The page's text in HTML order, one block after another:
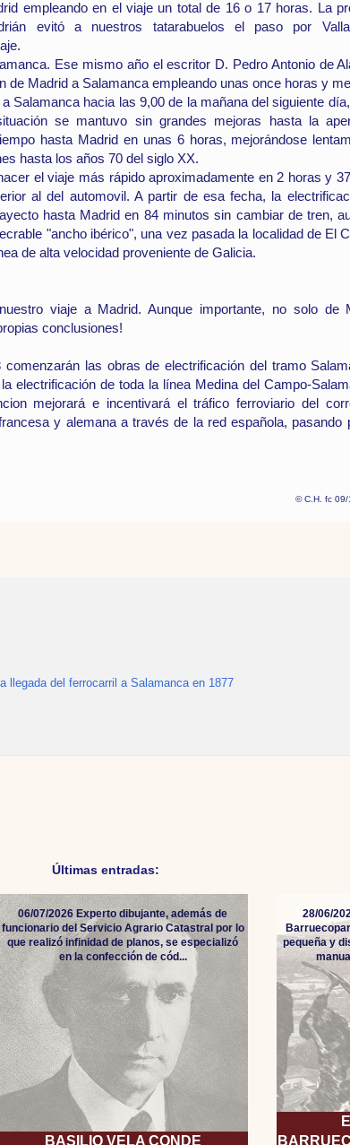
empleando en el viaje un total de 16 o 17 horas. La
evitó a nuestros tatarabuelos el paso por
Ese mismo año el escritor D. Pedro Antonio de
de Madrid a Salamanca empleando unas once horas y
Salamanca hacia las 9,00 de la mañana del siguiente
se mantuvo sin grandes mejoras hasta la
hasta Madrid en unas 6 horas, mejorándose
hasta los años 70 del siglo XX.
el viaje más rápido aproximadamente en 2 horas y
al del automovil. A partir de esa fecha, la
hasta Madrid en 84 minutos sin cambiar de tren,
"ancho ibérico", una vez pasada la localidad de El
de alta velocidad proveniente de Galicia.
viaje a Madrid. Aunque importante, no solo de
conclusiones!
las obras de electrificación del tramo
electrificación de toda la línea Medina del Campo-
mejorará e incentivará el tráfico ferroviario del
y alemana a través de la red española, pasando
©C.H. fc
llegada del ferrocarril a Salamanca en 1877
Últimas entradas:
BASILIO VELA CONDE
06/07/2026 Experto dibujante, además de
funcionario del Servicio Agrario Catastral por lo
que realizó infinidad de planos, se especializó
en la confección de cód...
28/06/
pequeña y